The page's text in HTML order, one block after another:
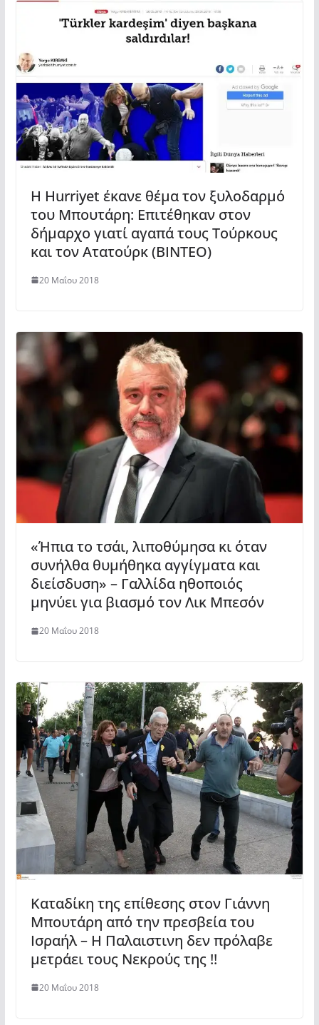
H Hurriyet έκανε θέμα τον ξυλοδαρμό
του Μπουτάρη: Επιτέθηκαν στον
δήμαρχο γιατί αγαπά τους Τούρκους
και τον Ατατούρκ (ΒΙΝΤΕΟ)
20 Μαΐου 2018
«Ήπια το τσάι, λιποθύμησα κι όταν
συνήλθα θυμήθηκα αγγίγματα και
διείσδυση» – Γαλλίδα ηθοποιός
μηνύει για βιασμό τον Λικ Μπεσόν
20 Μαΐου 2018
Καταδίκη της επίθεσης στον Γιάννη
Μπουτάρη από την πρεσβεία του
Ισραήλ – Η Παλαιστινη δεν πρόλαβε
μετράει τους Νεκρούς της !!
20 Μαΐου 2018